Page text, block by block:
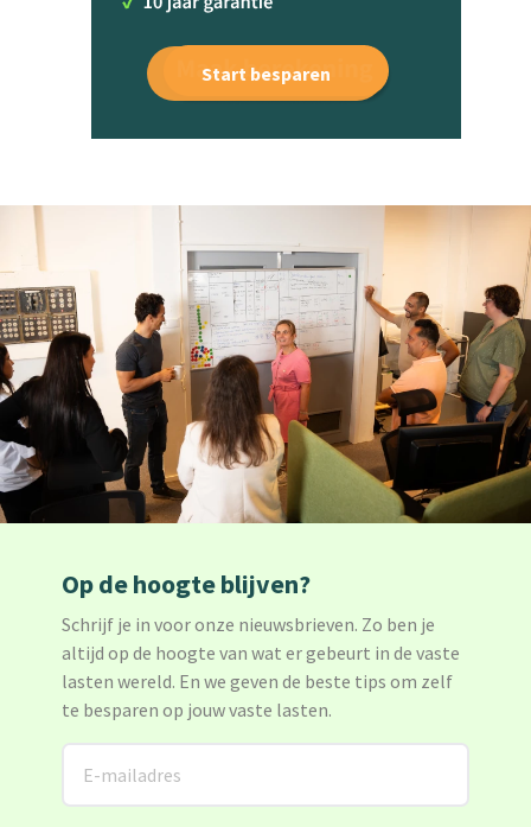
Start besparen
Op de hoogte blijven?
Schrijf je in voor onze nieuwsbrieven. Zo ben je
altijd op de hoogte van wat er gebeurt in de vaste
lasten wereld. En we geven de beste tips om zelf
te besparen op jouw vaste lasten.